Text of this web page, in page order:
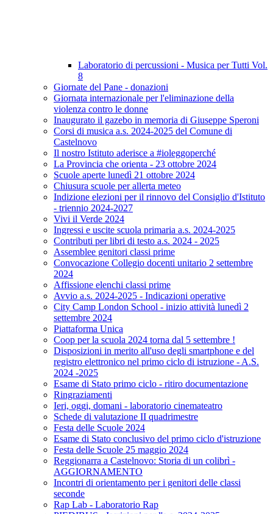
Laboratorio di percussioni - Musica per Tutti Vol.
8
Giornate del Pane - donazioni
Giornata internazionale per l'eliminazione della
violenza contro le donne
Inaugurato il gazebo in memoria di Giuseppe Speroni
Corsi di musica a.s. 2024-2025 del Comune di
Castelnovo
Il nostro Istituto aderisce a #ioleggoperché
La Provincia che orienta - 23 ottobre 2024
Scuole aperte lunedì 21 ottobre 2024
Chiusura scuole per allerta meteo
Indizione elezioni per il rinnovo del Consiglio d'Istituto
- triennio 2024-2027
Vivi il Verde 2024
Ingressi e uscite scuola primaria a.s. 2024-2025
Contributi per libri di testo a.s. 2024 - 2025
Assemblee genitori classi prime
Convocazione Collegio docenti unitario 2 settembre
2024
Affissione elenchi classi prime
Avvio a.s. 2024-2025 - Indicazioni operative
City Camp London School - inizio attività lunedì 2
settembre 2024
Piattaforma Unica
Coop per la scuola 2024 torna dal 5 settembre !
Disposizioni in merito all'uso degli smartphone e del
registro elettronico nel primo ciclo di istruzione - A.S.
2024 -2025
Esame di Stato primo ciclo - ritiro documentazione
Ringraziamenti
Ieri, oggi, domani - laboratorio cinemateatro
Schede di valutazione II quadrimestre
Festa delle Scuole 2024
Esame di Stato conclusivo del primo ciclo d'istruzione
Festa delle Scuole 25 maggio 2024
Reggionarra a Castelnovo: Storia di un colibrì -
AGGIORNAMENTO
Incontri di orientamento per i genitori delle classi
seconde
Rap Lab - Laboratorio Rap